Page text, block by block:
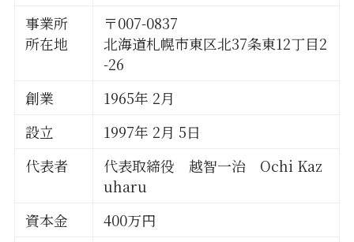
事業所
所在地
〒007-0837
北海道札幌市東区北37条東12丁目2
-26
創業
1965年 2月
設立
1997年 2月 5日
代表者
代表取締役 越智一治 Ochi Kaz
uharu
資本金
400万円